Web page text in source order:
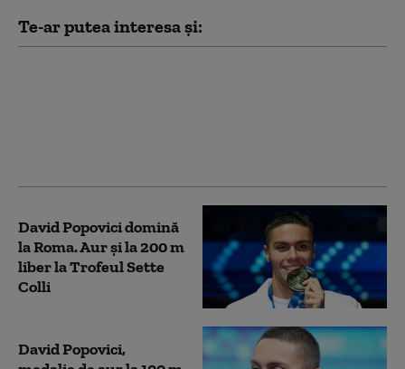
Te-ar putea interesa și:
David Popovici domină
la Roma. Aur și la 200 m
liber la Trofeul Sette
Colli
David Popovici,